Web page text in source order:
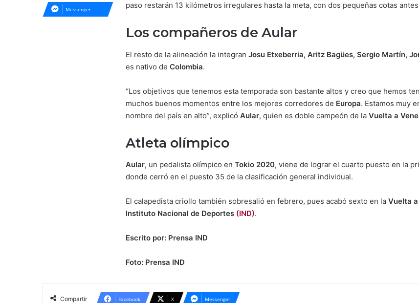
paso restarán 13 kilómetros irregulares hasta la meta, con dos pequeñas cotas
Los compañeros de Aular
El resto de la alineación la integran Josu Etxeberria, Aritz Bagües, Sergio Martín,
es nativo de Colombia.
“Los objetivos que tenemos esta temporada son bastante altos y creo que hemos
muchos buenos momentos entre los mejores corredores de Europa. Estamos muy
nombre del país en alto”, explicó Aular, quien es doble campeón de la Vuelta a
Atleta olímpico
Aular, un pedalista olímpico en Tokio 2020, viene de lograr el cuarto puesto en la
donde cerró en el puesto 35 de la clasificación general individual.
El calapedista criollo también sobresalió en febrero, pues acabó sexto en la Vuelta
Instituto Nacional de Deportes (IND).
Escrito por: Prensa IND
Foto: Prensa IND
Messenger
Compartir Facebook X Messenger